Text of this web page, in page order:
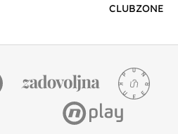
CLUBZONE